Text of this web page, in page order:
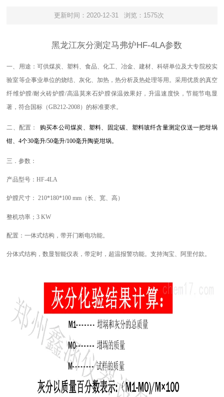
更新时间：2020-12-31 浏览：1575次
黑龙江灰分测定马弗炉HF-4LA参数
一、用途： 可供煤炭、 塑料、 食品、 化工、冶金、建材、科研单位及大专院校实
验室等企事业单位的烧结、 灰化、 加热，热分析及热处理等用。采用优质的真空
纤维炉膛/耐火砖炉膛/高温莫来石炉膛保温效果好，升温速度快，节能节电显
著，符合国标（GB212-2008）的标准要求。
二、配置： 购买本公司煤炭、 塑料、固定碳、 塑料玻纤含量测定仪送一把坩埚
钳、4个30毫升/50毫升/100毫升陶瓷坩埚。
三．参数：
产品型号：HF-4LA
炉膛尺寸：210*180*100 mm （长、宽、高）
整机功率；3KW
配置：一体式结构，带开门断电功能。
分体式结构，数显智能仪表，带定时，超温报警功能。支持淘宝、阿里付款。